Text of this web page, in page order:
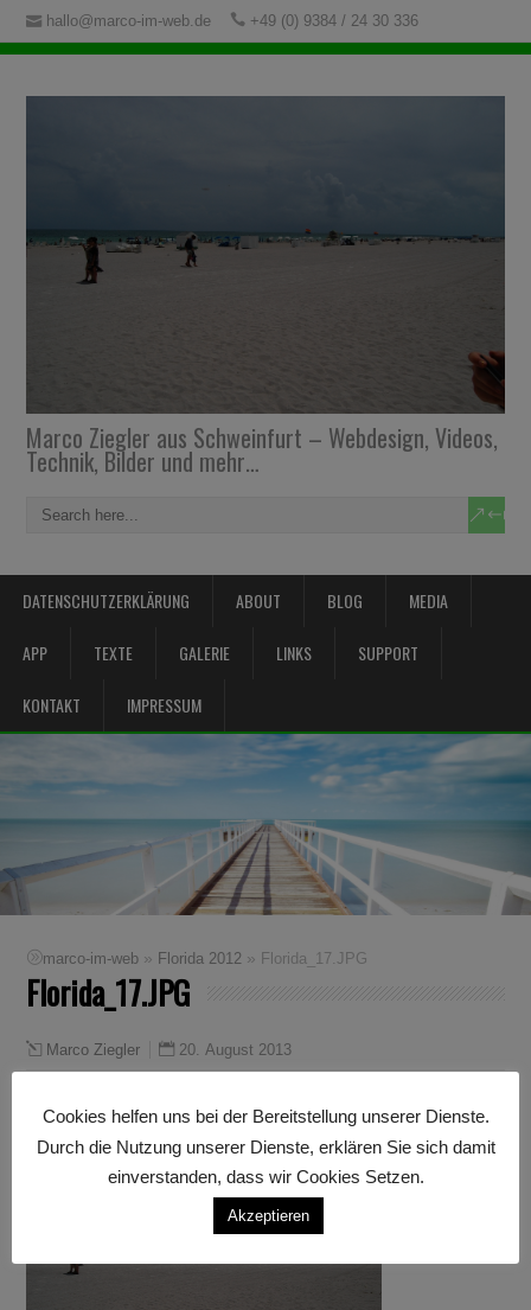
hallo@marco-im-web.de +49 (0) 9384 / 24 30 336
Marco Ziegler aus Schweinfurt – Webdesign, Videos,
Technik, Bilder und mehr…
DATENSCHUTZERKLÄRUNG ABOUT BLOG MEDIA
APP TEXTE GALERIE LINKS SUPPORT
KONTAKT IMPRESSUM
marco-im-web » Florida 2012 » Florida_17.JPG
Florida_17.JPG
Marco Ziegler 20. August 2013
Cookies helfen uns bei der Bereitstellung unserer Dienste.
Durch die Nutzung unserer Dienste, erklären Sie sich damit
einverstanden, dass wir Cookies Setzen.
Akzeptieren